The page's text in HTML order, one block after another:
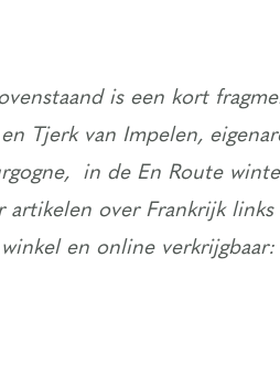
is een kort
Tjerk van Impelen,
in de En Route
artikelen over Frankrijk
en online verkrijgbaar: